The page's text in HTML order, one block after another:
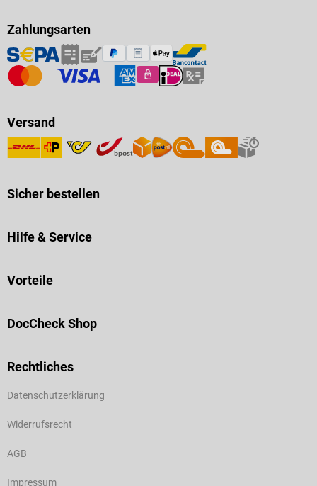
Zahlungsarten
Versand
Sicher bestellen
Hilfe & Service
Vorteile
DocCheck Shop
Rechtliches
Datenschutzerklärung
Widerrufsrecht
AGB
Impressum